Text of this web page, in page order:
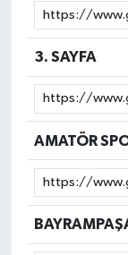
3. SAYFA
AMATÖR